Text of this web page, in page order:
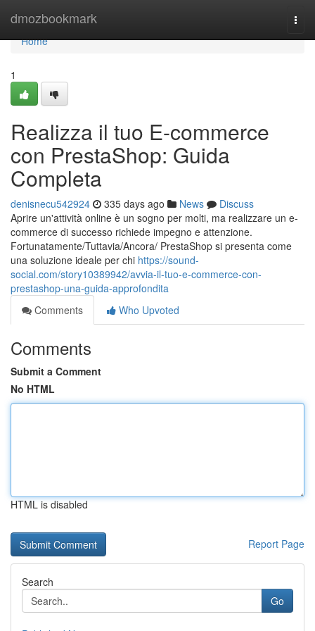
dmozbookmark
Home
Home
1
Realizza il tuo E-commerce
con PrestaShop: Guida
Completa
denisnecu542924 335 days ago News
Discuss
Aprire un'attività online è un sogno per molti, ma realizzare un e-
commerce di successo richiede impegno e attenzione.
Fortunatamente/Tuttavia/Ancora/ PrestaShop si presenta come
una soluzione ideale per chi https://sound-
social.com/story10389942/avvia-il-tuo-e-commerce-con-
prestashop-una-guida-approfondita
Comments
Who Upvoted
Comments
Submit a Comment
No HTML
HTML is disabled
Report Page
Search
Go